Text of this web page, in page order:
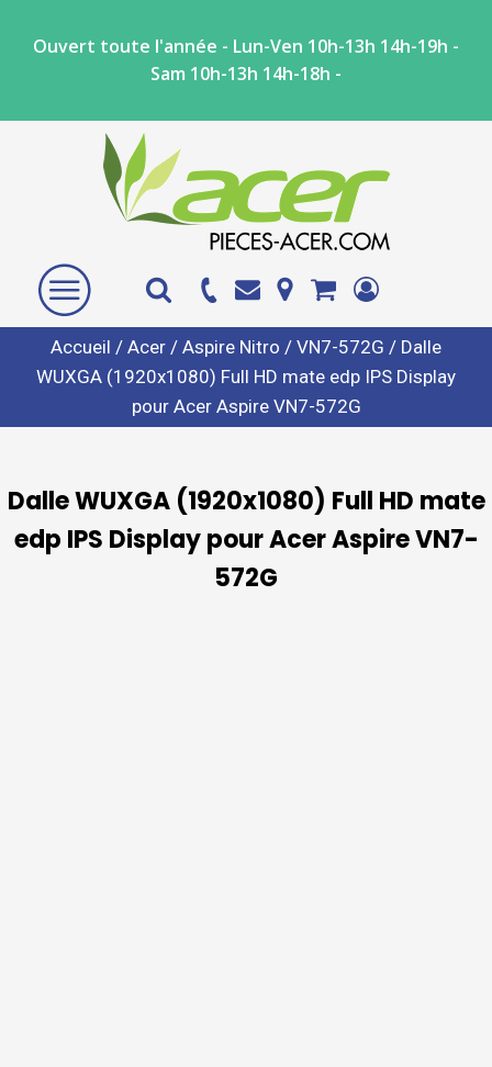
Ouvert toute l'année - Lun-Ven 10h-13h 14h-19h -
Sam 10h-13h 14h-18h -
Accueil / Acer / Aspire Nitro / VN7-572G / Dalle
WUXGA (1920x1080) Full HD mate edp IPS Display
pour Acer Aspire VN7-572G
Dalle WUXGA (1920x1080) Full HD mate
edp IPS Display pour Acer Aspire VN7-
572G